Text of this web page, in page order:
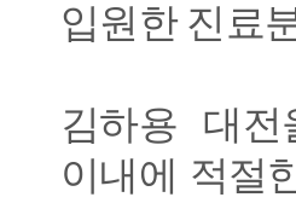
입원한 진료
김하용 대
이내에 적절